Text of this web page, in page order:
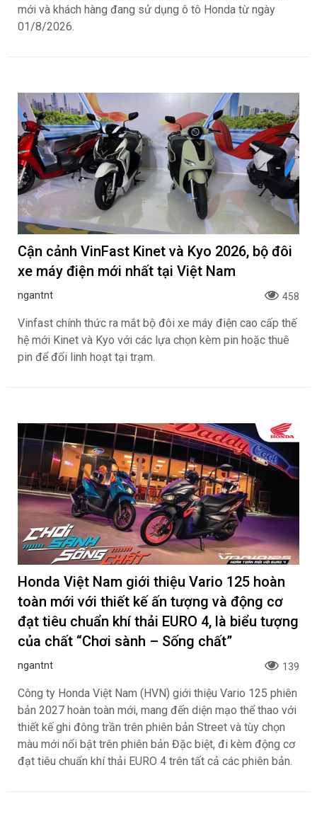
mới và khách hàng đang sử dụng ô tô Honda từ ngày
01/8/2026.
Cận cảnh VinFast Kinet và Kyo 2026, bộ đôi
xe máy điện mới nhất tại Việt Nam
ngantnt 458
Vinfast chính thức ra mắt bộ đôi xe máy điện cao cấp thế
hệ mới Kinet và Kyo với các lựa chọn kèm pin hoặc thuê
pin để đổi linh hoạt tại trạm.
Honda Việt Nam giới thiệu Vario 125 hoàn
toàn mới với thiết kế ấn tượng và động cơ
đạt tiêu chuẩn khí thải EURO 4, là biểu tượng
của chất “Chơi sành – Sống chất”
ngantnt 139
Công ty Honda Việt Nam (HVN) giới thiệu Vario 125 phiên
bản 2027 hoàn toàn mới, mang đến diện mạo thể thao với
thiết kế ghi đông trần trên phiên bản Street và tùy chọn
màu mới nổi bật trên phiên bản Đặc biệt, đi kèm động cơ
đạt tiêu chuẩn khí thải EURO 4 trên tất cả các phiên bản.